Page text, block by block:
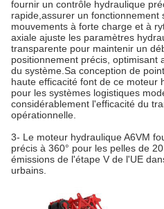
fournir un contrôle hydraulique
rapide,assurer un fonctionnement
mouvements à forte charge et à
axiale ajuste les paramètres
transparente pour maintenir un
positionnement précis, optimisant
du système.Sa conception de
haute efficacité font de ce moteur
pour les systèmes logistiques
considérablement l'efficacité du
opérationnelle.
3- Le moteur hydraulique A6VM
précis à 360° pour les pelles de
émissions de l'étape V de l'UE
urbains.